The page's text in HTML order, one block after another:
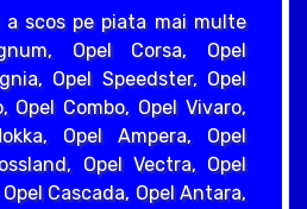
a scos pe piata mai multe
Opel Corsa, Opel
Opel Speedster, Opel
Opel Combo, Opel Vivaro,
Opel Ampera, Opel
Opel Vectra, Opel
Cascada, Opel Antara,